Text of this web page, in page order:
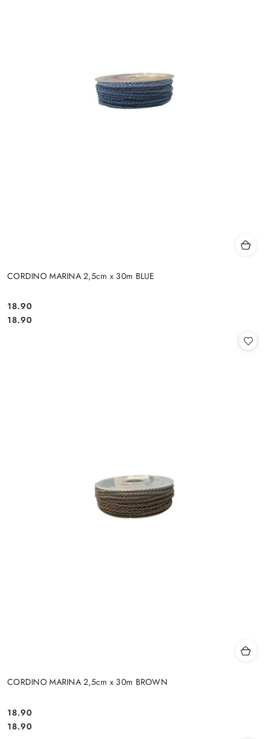
CORDINO MARINA 2,5cm x 30m BLUE
Cena:
18.90
Cena:
18.90
CORDINO MARINA 2,5cm x 30m BROWN
Cena:
18.90
Cena:
18.90